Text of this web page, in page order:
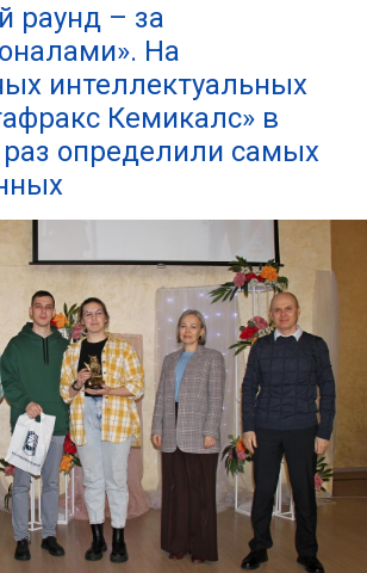
раунд – за
На
интеллектуальных
Кемикалс» в
определили самых